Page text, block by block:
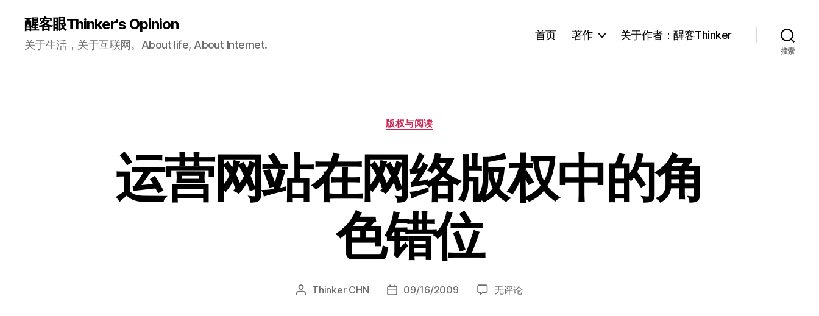
醒客眼Thinker's Opinion
关于生活，关于互联网。About life, About Internet.
首页 著作 关于作者：醒客Thinker
搜索
分
类
版权与阅读
运营网站在网络版权中的角
色错位
文 Thinker CHN
发 09/16/2009
运
无评论